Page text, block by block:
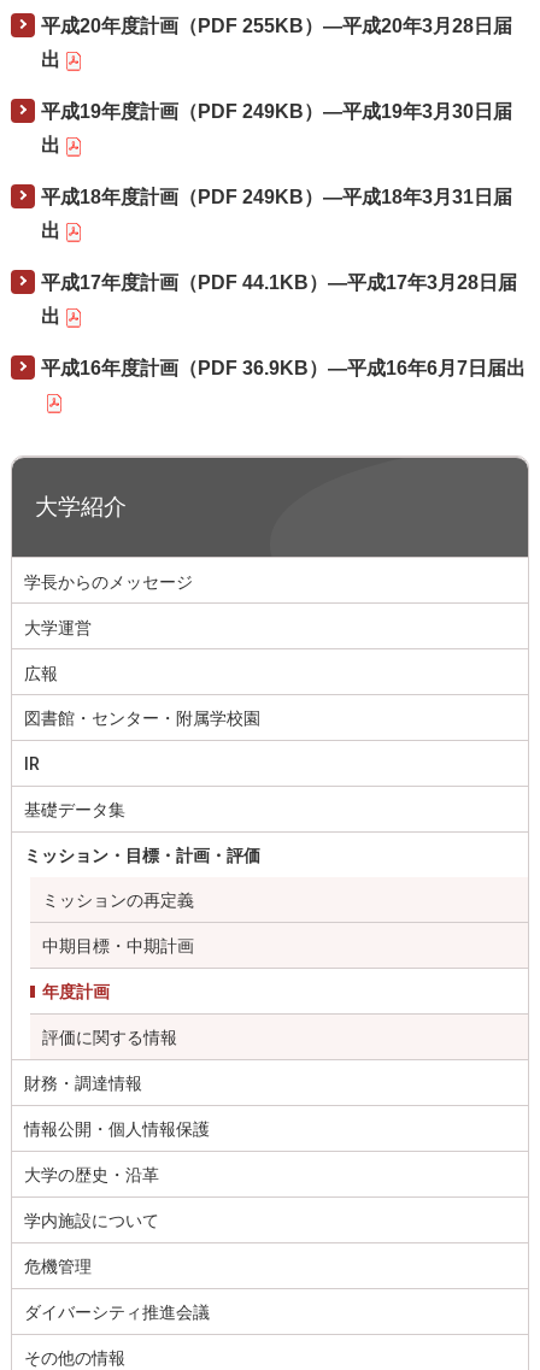
平成20年度計画（PDF 255KB）―平成20年3月28日届
出
平成19年度計画（PDF 249KB）―平成19年3月30日届
出
平成18年度計画（PDF 249KB）―平成18年3月31日届
出
平成17年度計画（PDF 44.1KB）―平成17年3月28日届
出
平成16年度計画（PDF 36.9KB）―平成16年6月7日届出
大学紹介
学長からのメッセージ
大学運営
広報
図書館・センター・附属学校園
IR
基礎データ集
ミッション・目標・計画・評価
ミッションの再定義
中期目標・中期計画
年度計画
評価に関する情報
財務・調達情報
情報公開・個人情報保護
大学の歴史・沿革
学内施設について
危機管理
ダイバーシティ推進会議
その他の情報